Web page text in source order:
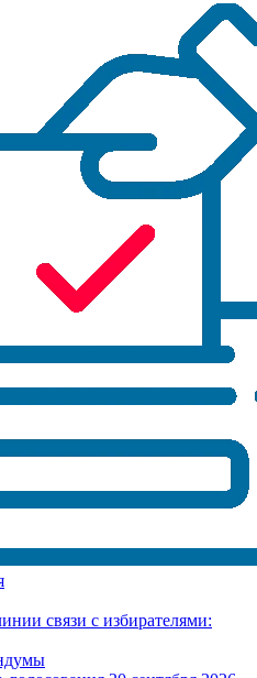
связи с избирателями: